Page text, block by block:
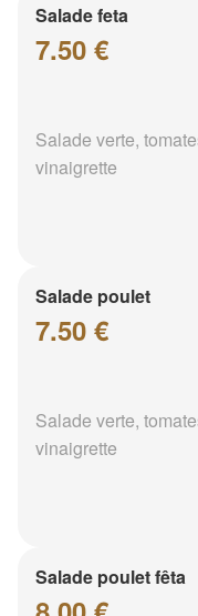
Salade feta
7.50 €
Salade verte,
vinaigrette
Salade poulet
7.50 €
Salade verte,
vinaigrette
Salade poulet fêta